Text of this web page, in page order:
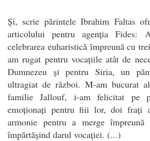
Și, scrie părintele Ibrahim Faltas
articolului pentru agenția Fides:
celebrarea euharistică împreună cu
am rugat pentru vocațiile atât de
Dumnezeu și pentru Siria, un
ultragiat de război. M-am bucurat
familie Jallouf, i-am felicitat pe
emoționați pentru fiii lor, doi frați
armonie pentru a merge
împărtășind darul vocației. (...)